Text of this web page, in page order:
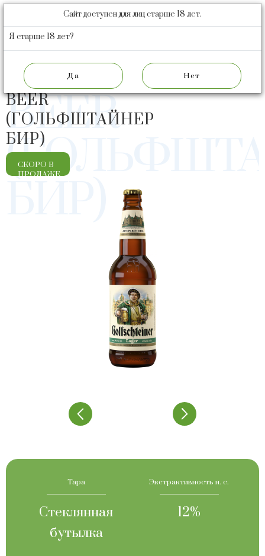
ЗАВОД
GOLFSCHTEINER
BEER
(ГОЛЬФШТАЙНЕР
БИР)
СКОРО В
ПРОДАЖЕ
BEER
Тара
Стеклянная
бутылка
Экстрактивность н. с.
12%
Сайт доступен для лиц старше 18 лет.
Я старше 18 лет?